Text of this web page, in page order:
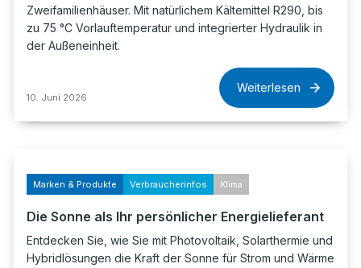
Zweifamilienhäuser. Mit natürlichem Kältemittel R290, bis
zu 75 °C Vorlauftemperatur und integrierter Hydraulik in
der Außeneinheit.
10. Juni 2026
Weiterlesen
Marken & Produkte Verbraucherinfos Klima
Die Sonne als Ihr persönlicher Energielieferant
Entdecken Sie, wie Sie mit Photovoltaik, Solarthermie und
Hybridlösungen die Kraft der Sonne für Strom und Wärme